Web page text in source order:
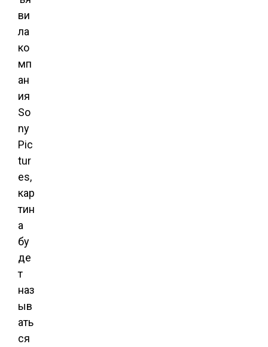
ви
ла
ко
мп
ан
ия
So
ny
Pic
tur
es,
кар
тин
а
бу
де
т
наз
ыв
ать
ся